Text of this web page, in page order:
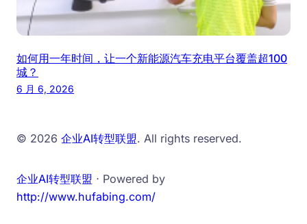
如何用一年时间，让一个新能源汽车充电平台覆盖超100
城？
6 月 6, 2026
© 2026 企业AI转型联盟. All rights reserved.
企业AI转型联盟 ⋅ Powered by
http://www.hufabing.com/